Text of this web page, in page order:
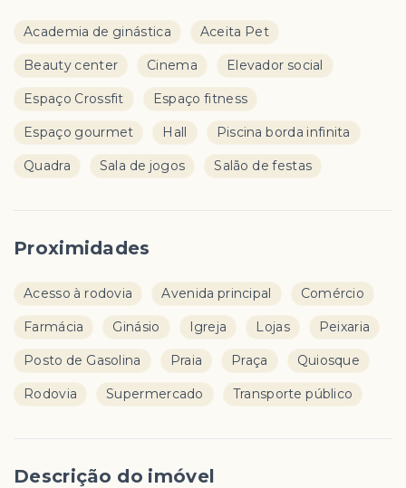
Academia de ginástica Aceita Pet
Beauty center Cinema Elevador social
Espaço Crossfit Espaço fitness
Espaço gourmet Hall Piscina borda infinita
Quadra Sala de jogos Salão de festas
Proximidades
Acesso à rodovia Avenida principal Comércio
Farmácia Ginásio Igreja Lojas Peixaria
Posto de Gasolina Praia Praça Quiosque
Rodovia Supermercado Transporte público
Descrição do imóvel